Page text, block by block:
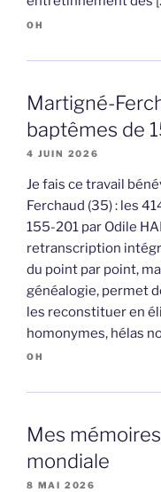
OH
Martigné-
baptêmes de
4 JUIN 2026
Je fais ce travail
Ferchaud (35) : les
155-201 par Odile
retranscription
du point par point,
généalogie, permet
les reconstituer en
homonymes, hélas
OH
Mes
mondiale
8 MAI 2026